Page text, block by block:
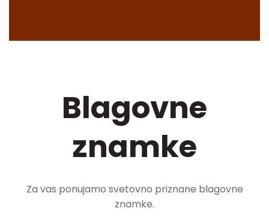
Blagovne
znamke
Za vas ponujamo svetovno priznane blagovne
znamke.